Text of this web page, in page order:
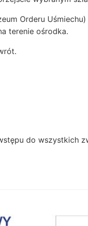
Orderu
terenie ośrodka.
do wszystkich